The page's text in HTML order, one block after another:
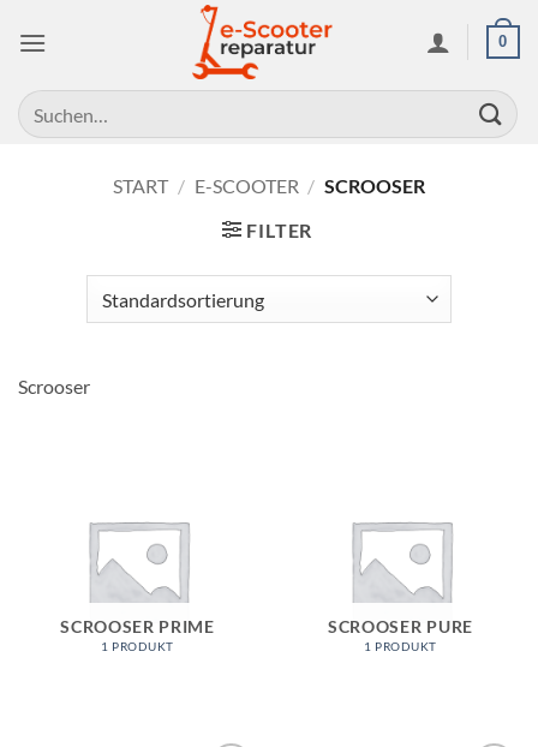
Inhalt
0
Suchen
nach:
START / E-SCOOTER / SCROOSER
FILTER
Scrooser
SCROOSER PRIME
1 PRODUKT
SCROOSER PURE
1 PRODUKT